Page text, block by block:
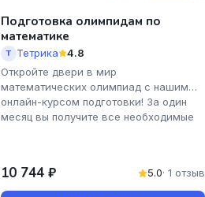
Подготовка олимпидам по
математике
Т Тетрика
4.8
Откройте двери в мир
математических олимпиад с нашим
онлайн-курсом подготовки! За один
месяц вы получите все необходимые
10 744 ₽ 5.0· 1 отзыв